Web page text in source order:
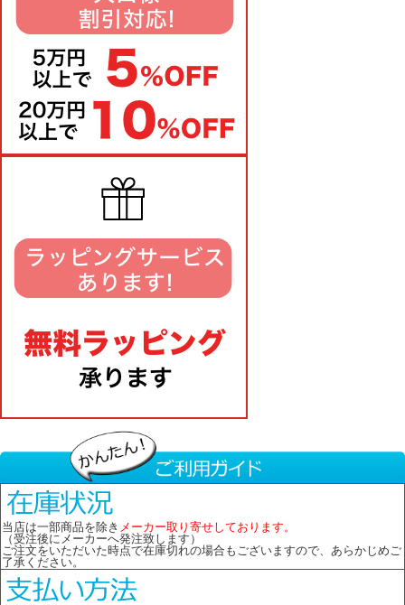
当店は一部商品を除き メーカー取り寄せしております。
（受注後にメーカーへ発注致します）
ご注文をいただいた時点で在庫切れの場合もございますので、あらかじめご
了承ください。